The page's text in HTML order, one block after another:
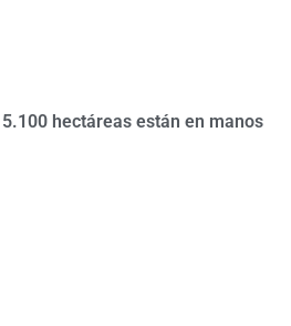
hectáreas están en manos